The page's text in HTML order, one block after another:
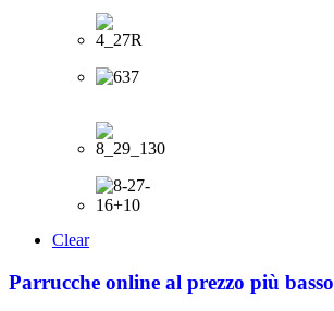
Clear
Parrucche online al prezzo più basso